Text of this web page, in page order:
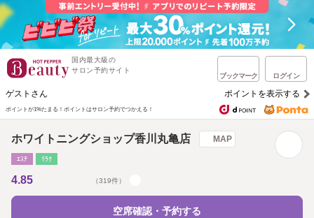
国内最大級の
サロン予約サイト
ブックマーク ログイン
ゲストさん ポイントを表示する
ポイントが1%たまる！ ポイントはサロン予約でつかえる！
ホワイトニングショップ香川丸亀店 MAP
ｴｽﾃ ﾘﾗｸ
4.85 （319件）
空席確認・予約する